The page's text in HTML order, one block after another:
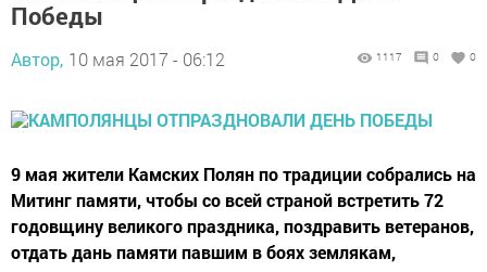
Победы
Автор, 10 мая 2017 - 06:12 1117 0 0
9 мая жители Камских Полян по традиции собрались на
Митинг памяти, чтобы со всей страной встретить 72
годовщину великого праздника, поздравить ветеранов,
отдать дань памяти павшим в боях землякам,